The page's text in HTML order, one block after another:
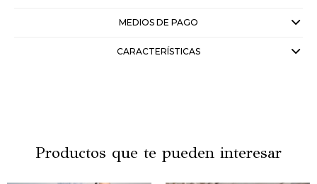
MEDIOS DE PAGO
CARACTERÍSTICAS
Productos que te pueden interesar